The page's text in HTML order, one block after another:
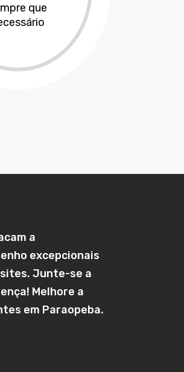
que
a
excepcionais
sites. Junte-se a
Melhore a
em Paraopeba.